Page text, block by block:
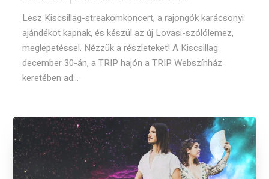
Lesz Kiscsillag-streakomkoncert, a rajongók karácsonyi
ajándékot kapnak, és készül az új Lovasi-szólólemez,
meglepetéssel. Nézzük a részleteket! A Kiscsillag
december 30-án, a TRIP hajón a TRIP Webszínház
keretében ad...